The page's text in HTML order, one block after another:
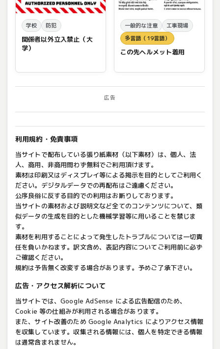
学校 防犯
関係者以外立入禁止（大
学）
一般的な注意
工事現場
多言語（19言語）
この先ヘルメット着用
広告
利用規約・免責事項
当サイトで配布している張り紙素材（以下素材）は、個人、法
人、商用、非商用問わず無料でご利用頂けます。
素材は印刷又はディスプレイ等による掲示を目的としてご利用く
ださい。デジタルデータでの再配布はご遠慮ください。
公序良俗に反する目的での利用はお断りしております。
当サイトの素材および説明文など全てのコンテンツについて、類
似データの生成を目的とした機械学習等に用いることを禁じま
す。
素材を利用することによって発生したトラブルについては一切責
任を負いかねます。訳文含め、表記内容についてご利用前に必ず
ご確認ください。
規約は予告無く改変する場合があります。予めご了承下さい。
広告・アクセス解析について
当サイトでは、Google AdSense による広告配信のため、
Cookie 等の仕組みが利用される場合があります。
また、サイト改善のため Google Analytics によりアクセス情報
を収集しています。収集される情報には、個人を特定できる情報
は通常含まれません。